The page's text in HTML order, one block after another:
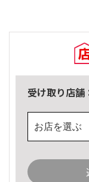
受け取り店舗
お店を選ぶ